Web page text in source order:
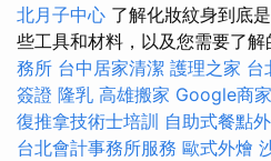
北月子中心 了解化妝紋身到底
些工具和材料，以及您需要了解
務所 台中居家清潔 護理之家 台
簽證 隆乳 高雄搬家 Google商
復推拿技術士培訓 自助式餐點
台北會計事務所服務 歐式外燴